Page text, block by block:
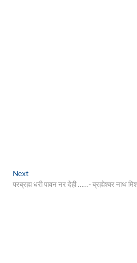
Next
post:
परब्रह्म धरी पावन नर देही ……- ब्रह्मेश्वर नाथ